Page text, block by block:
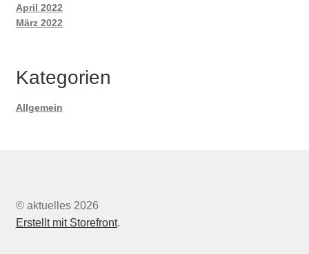
April 2022
März 2022
Kategorien
Allgemein
© aktuelles 2026
Erstellt mit Storefront.